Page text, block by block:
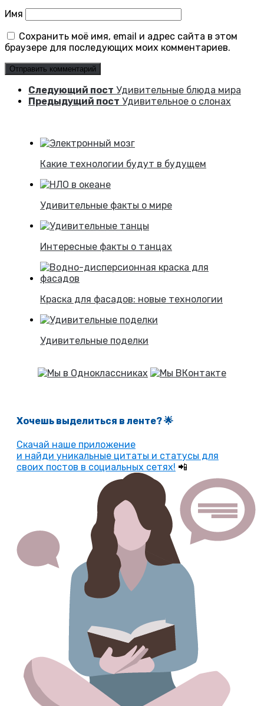
Имя
Сохранить моё имя, email и адрес сайта в этом
браузере для последующих моих комментариев.
Следующий пост Удивительные блюда мира
Предыдущий пост Удивительное о слонах
Какие технологии будут в будущем
Удивительные факты о мире
Интересные факты о танцах
Краска для фасадов: новые технологии
Удивительные поделки
Хочешь выделиться в ленте? 🌟
Скачай наше приложение
и найди уникальные цитаты и статусы для
своих постов в социальных сетях! 📲